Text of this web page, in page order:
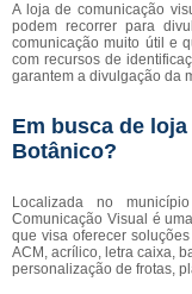
A loja de comunicação
podem recorrer para
comunicação muito útil e
com recursos de
garantem a divulgação da
Em busca de
Botânico?
Localizada no
Comunicação Visual é
que visa oferecer
ACM, acrílico, letra caixa,
personalização de frotas,